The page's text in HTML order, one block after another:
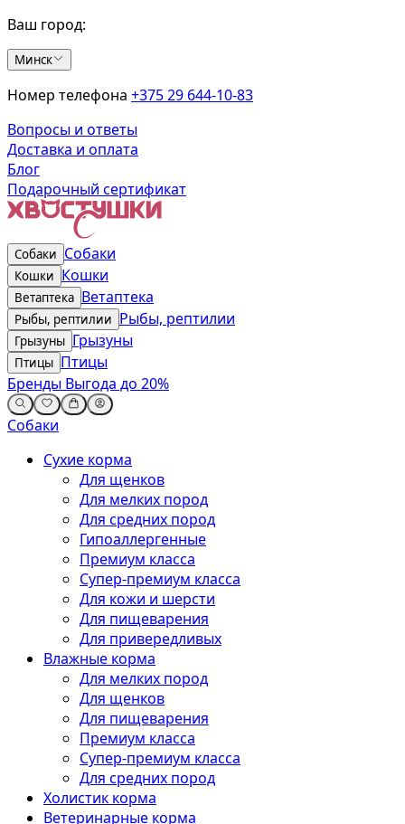
Ваш город:
Минск
Номер телефона +375 29 644-10-83
Вопросы и ответы
Доставка и оплата
Блог
Подарочный сертификат
Собаки Собаки
Кошки Кошки
Ветаптека Ветаптека
Рыбы, рептилии Рыбы, рептилии
Грызуны Грызуны
Птицы Птицы
Бренды Выгода до 20%
Собаки
Сухие корма
Для щенков
Для мелких пород
Для средних пород
Гипоаллергенные
Премиум класса
Супер-премиум класса
Для кожи и шерсти
Для пищеварения
Для привередливых
Влажные корма
Для мелких пород
Для щенков
Для пищеварения
Премиум класса
Супер-премиум класса
Для средних пород
Холистик корма
Ветеринарные корма